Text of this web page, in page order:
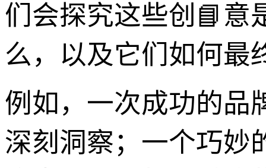
们会探究这些创📘意
么，以及它们如何最
例如，一次成功的品
深刻洞察；一个巧妙